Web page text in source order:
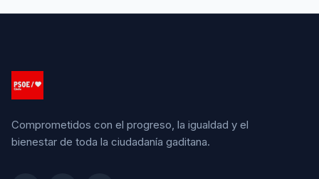
Comprometidos con el progreso, la igualdad y el
bienestar de toda la ciudadanía gaditana.